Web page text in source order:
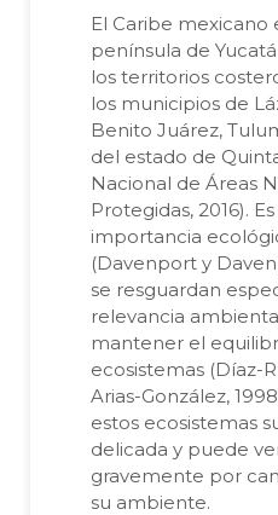
El Caribe mexicano
península de
los territorios
los municipios de
Benito Juárez,
del estado de
Nacional de Áreas
Protegidas, 2016).
importancia
(Davenport y
se resguardan
relevancia
mantener el
ecosistemas (Díaz-
Arias-González,
estos ecosistemas
delicada y puede
gravemente por
su ambiente.